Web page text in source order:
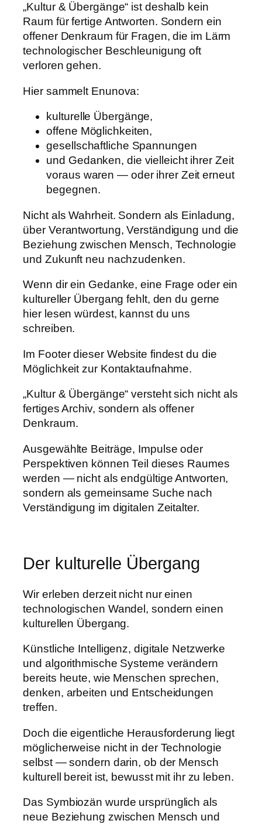
„Kultur & Übergänge“ ist deshalb kein
Raum für fertige Antworten. Sondern ein
offener Denkraum für Fragen, die im Lärm
technologischer Beschleunigung oft
verloren gehen.
Hier sammelt Enunova:
kulturelle Übergänge,
offene Möglichkeiten,
gesellschaftliche Spannungen
und Gedanken, die vielleicht ihrer Zeit
voraus waren — oder ihrer Zeit erneut
begegnen.
Nicht als Wahrheit. Sondern als Einladung,
über Verantwortung, Verständigung und die
Beziehung zwischen Mensch, Technologie
und Zukunft neu nachzudenken.
Wenn dir ein Gedanke, eine Frage oder ein
kultureller Übergang fehlt, den du gerne
hier lesen würdest, kannst du uns
schreiben.
Im Footer dieser Website findest du die
Möglichkeit zur Kontaktaufnahme.
„Kultur & Übergänge“ versteht sich nicht als
fertiges Archiv, sondern als offener
Denkraum.
Ausgewählte Beiträge, Impulse oder
Perspektiven können Teil dieses Raumes
werden — nicht als endgültige Antworten,
sondern als gemeinsame Suche nach
Verständigung im digitalen Zeitalter.
Der kulturelle Übergang
Wir erleben derzeit nicht nur einen
technologischen Wandel, sondern einen
kulturellen Übergang.
Künstliche Intelligenz, digitale Netzwerke
und algorithmische Systeme verändern
bereits heute, wie Menschen sprechen,
denken, arbeiten und Entscheidungen
treffen.
Doch die eigentliche Herausforderung liegt
möglicherweise nicht in der Technologie
selbst — sondern darin, ob der Mensch
kulturell bereit ist, bewusst mit ihr zu leben.
Das Symbiozän wurde ursprünglich als
neue Beziehung zwischen Mensch und